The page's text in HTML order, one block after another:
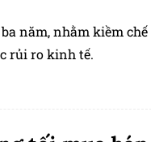
năm, nhằm kiềm chế
rủi ro kinh tế.